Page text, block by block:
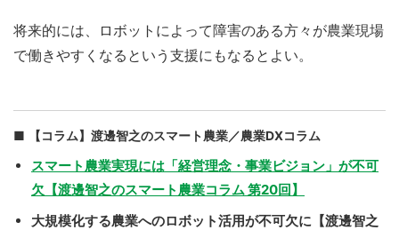
将来的には、ロボットによって障害のある方々が農業現場
で働きやすくなるという支援にもなるとよい。
【コラム】渡邊智之のスマート農業／農業DXコラム
スマート農業実現には「経営理念・事業ビジョン」が不可
欠【渡邊智之のスマート農業コラム 第20回】
大規模化する農業へのロボット活用が不可欠に【渡邊智之